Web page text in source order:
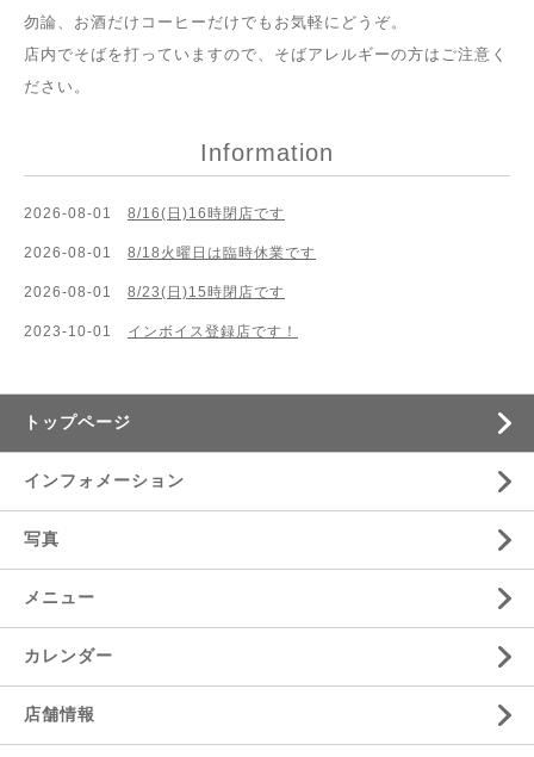
勿論、お酒だけコーヒーだけでもお気軽にどうぞ。
店内でそばを打っていますので、そばアレルギーの方はご注意く
ださい。
Information
2026-08-01 8/16(日)16時閉店です
2026-08-01 8/18火曜日は臨時休業です
2026-08-01 8/23(日)15時閉店です
2023-10-01 インボイス登録店です！
トップページ
インフォメーション
写真
メニュー
カレンダー
店舗情報